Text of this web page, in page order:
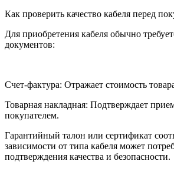
Как проверить качество кабеля перед
Для приобретения кабеля обычно
документов:
Счет-фактура: Отражает стоимость
Товарная накладная: Подтверждает
покупателем.
Гарантийный талон или сертификат
зависимости от типа кабеля может
подтверждения качества и безопасности.